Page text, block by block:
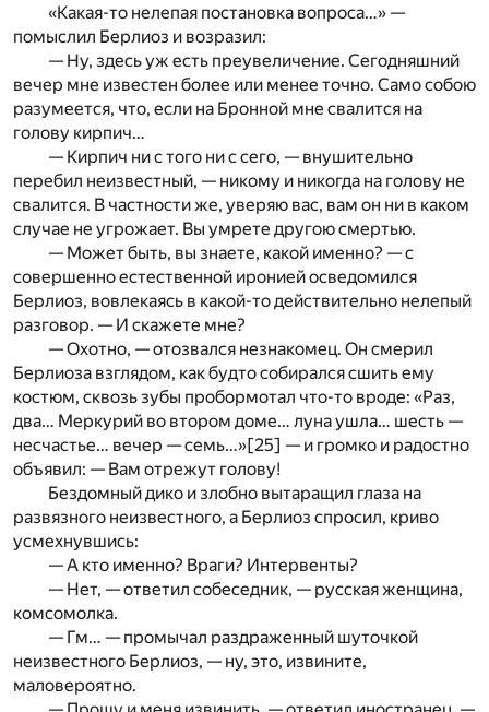
«Какая-то нелепая постановка вопроса…» —
помыслил Берлиоз и возразил:
— Ну, здесь уж есть преувеличение. Сегодняшний
вечер мне известен более или менее точно. Само собою
разумеется, что, если на Бронной мне свалится на
голову кирпич…
— Кирпич ни с того ни с сего, — внушительно
перебил неизвестный, — никому и никогда на голову не
свалится. В частности же, уверяю вас, вам он ни в каком
случае не угрожает. Вы умрете другою смертью.
— Может быть, вы знаете, какой именно? — с
совершенно естественной иронией осведомился
Берлиоз, вовлекаясь в какой-то действительно нелепый
разговор. — И скажете мне?
— Охотно, — отозвался незнакомец. Он смерил
Берлиоза взглядом, как будто собирался сшить ему
костюм, сквозь зубы пробормотал что-то вроде: «Раз,
два… Меркурий во втором доме… луна ушла… шесть —
несчастье… вечер — семь…»[25] — и громко и радостно
объявил: — Вам отрежут голову!
Бездомный дико и злобно вытаращил глаза на
развязного неизвестного, а Берлиоз спросил, криво
усмехнувшись:
— А кто именно? Враги? Интервенты?
— Нет, — ответил собеседник, — русская женщина,
комсомолка.
— Гм… — промычал раздраженный шуточкой
неизвестного Берлиоз, — ну, это, извините,
маловероятно.